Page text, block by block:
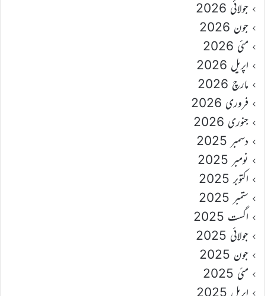
جولائی 2026
جون 2026
مئی 2026
اپریل 2026
مارچ 2026
فروری 2026
جنوری 2026
دسمبر 2025
نومبر 2025
اکتوبر 2025
ستمبر 2025
اگست 2025
جولائی 2025
جون 2025
مئی 2025
اپریل 2025